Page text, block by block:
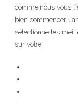
comme nous vous
bien commencer
sélectionne les
sur votre